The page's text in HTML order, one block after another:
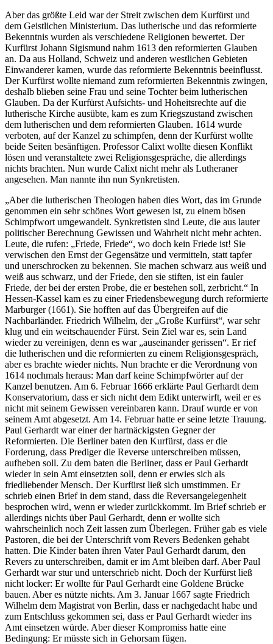
Aber das größte Leid war der Streit zwischen dem Kurfürst und
dem Geistlichen Ministerium. Das lutherische und das reformierte
Bekenntnis wurden als verschiedene Religionen bewertet. Der
Kurfürst Johann Sigismund nahm 1613 den reformierten Glauben
an. Da aus Holland, Schweiz und anderen westlichen Gebieten
Einwanderer kamen, wurde das reformierte Bekenntnis beeinflusst.
Der Kurfürst wollte niemand zum reformierten Bekenntnis zwingen,
deshalb blieben seine Frau und seine Tochter beim lutherischen
Glauben. Da der Kurfürst Aufsichts- und Hoheitsrechte auf die
lutherische Kirche ausübte, kam es zum Kriegszustand zwischen
dem lutherischen und dem reformierten Glauben. 1614 wurde
verboten, auf der Kanzel zu schimpfen, denn der Kurfürst wollte
beide Seiten besänftigen. Professor Calixt wollte diesen Konflikt
lösen und veranstaltete zwei Religionsgespräche, die allerdings
nichts brachten. Nun wurde Calixt nicht mehr als Lutheraner
angesehen. Man nannte ihn nun Synkretisten.
„Aber die lutherischen Theologen haben dies Wort, das im Grunde
genommen ein sehr schönes Wort gewesen ist, zu einem bösen
Schimpfwort umgewandelt. Synkretisten sind Leute, die aus lauter
politischer Berechnung Gewissen und Wahrheit nicht mehr achten.
Leute, die rufen: „Friede, Friede“, wo doch kein Friede ist! Sie
verwischen den Ernst der Gegensätze und vermitteln, statt tapfer
und unerschrocken zu bekennen. Sie machen schwarz aus weiß und
weiß aus schwarz, und der Friede, den sie stiften, ist ein fauler
Friede, der bei der ersten Probe, die er bestehen soll, zerbricht.“ In
Hessen-Kassel kam es zu einer Friedensbewegung durch reformierte
Marburger (1661). Sie hofften auf das Übergreifen auf die
Nachbarländer. Friedrich Wilhelm, der „Große Kurfürst“, war sehr
klug und ein weitschauender Fürst. Sein Ziel war es, sein Land
wieder zu vereinigen, denn es war „auseinander gerissen“. Er rief
die lutherischen und die reformierten zu einem Religionsgespräch,
aber es brachte wieder nichts. Nun brachte er die Verordnung von
1614 nochmals heraus: Man darf keine Schimpfwörter auf der
Kanzel benutzen. Am 6. Februar 1666 erklärte Paul Gerhardt dem
Konservatorium, dass er sich nicht dem Edikt unterwirft, weil er es
nicht mit seinem Gewissen vereinbaren kann. Drauf wurde er von
seinem Amt abgesetzt. Am 14. Februar hatte er seine letzte Trauung.
Paul Gerhardt war einer der hartnäckigsten Gegner der
Reformierten. Die Berliner baten den Kurfürst, dass er die
Forderung, dass Prediger die Reverse unterschreiben müssen,
aufheben soll. Zu dem baten die Berliner, dass er Paul Gerhardt
wieder in sein Amt einsetzten soll, denn er erwies sich als
friedliebender Mensch. Der Kurfürst ließ sich umstimmen. Er
schrieb einen Brief in dem stand, dass die Reversangelegenheit
besprochen wird, wenn er wieder zurückkommt. Im Brief schrieb er
allerdings nichts über Paul Gerhardt, denn er wollte sich
wahrscheinlich noch Zeit lassen zum Überlegen. Früher gab es viele
Pastoren, die bei der Unterschrift vom Revers Bedenken gehabt
hatten. Die Kinder baten ihren Vater Paul Gerhardt darum, den
Revers zu unterschreiben, damit er im Amt bleiben darf. Aber Paul
Gerhardt war stur und unterschrieb nicht. Doch der Kurfürst ließ
nicht locker: Er wollte für Paul Gerhardt eine Goldene Brücke
bauen. Aber es nützte nichts. Am 3. Januar 1667 sagte Friedrich
Wilhelm dem Magistrat von Berlin, dass er nachgedacht habe und
zum Entschluss gekommen sei, dass er Paul Gerhardt wieder ins
Amt einsetzen würde. Aber dieser Kompromiss hatte eine
Bedingung: Er müsste sich in Gehorsam fügen.